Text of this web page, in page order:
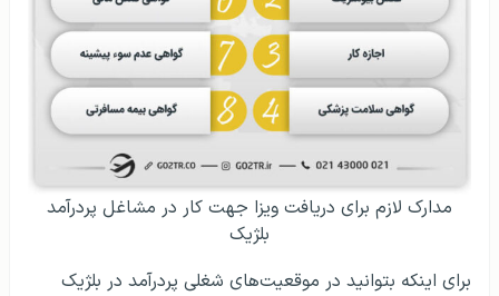
مدارک لازم برای دریافت ویزا جهت کار در مشاغل پردرآمد
بلژیک
برای اینکه بتوانید در موقعیت‌های شغلی پردرآمد در بلژیک